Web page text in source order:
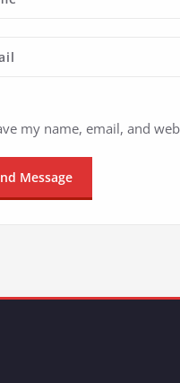
my name, email, and